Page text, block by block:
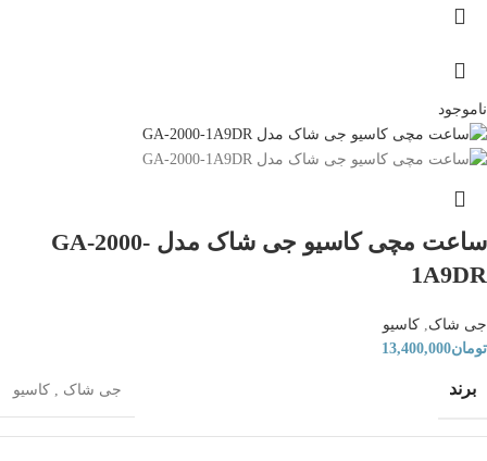
ناموجود
ساعت مچی کاسیو جی شاک مدل GA-2000-
1A9DR
جی شاک کاسیو
تومان13,400,000
برند جی شاک کاسیو